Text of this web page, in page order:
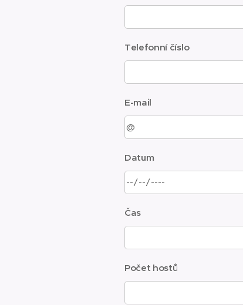
Telefonní číslo
E-mail
Datum
Čas
Počet hostů